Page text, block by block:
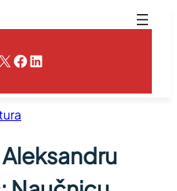
Facebook
LinkedIn